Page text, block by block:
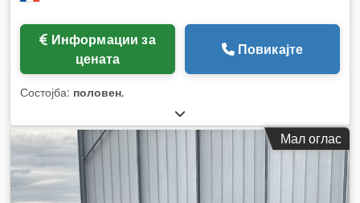
цената
Повикајте
Состојба: половен,
Мал оглас